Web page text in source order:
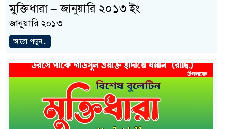
মুক্তিধারা – জানুয়ারি ২০১৩ ইং
জানুয়ারি ২০১৩
আরো পড়ুন...